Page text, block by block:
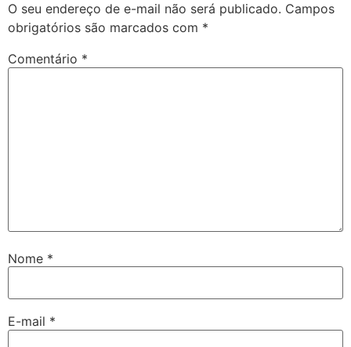
O seu endereço de e-mail não será publicado. Campos
obrigatórios são marcados com *
Comentário *
Nome *
E-mail *